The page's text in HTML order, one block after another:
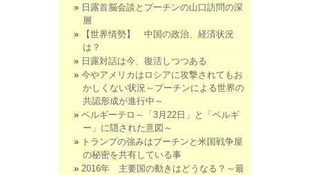
日露首脳会談とプーチンの山口訪問の深
層
【世界情勢】 中国の政治、経済状況
は？
日露対話は今、復活しつつある
今やアメリカはロシアに攻撃されてもお
かしくない状況～プーチンによる世界の
共認形成が進行中～
ベルギーテロ～「3月22日」と「ベルギ
ー」に隠された意図～
トランプの強みはプーチンと米国戦争屋
の秘密を共有している事
2016年 主要国の動きはどうなる？～最